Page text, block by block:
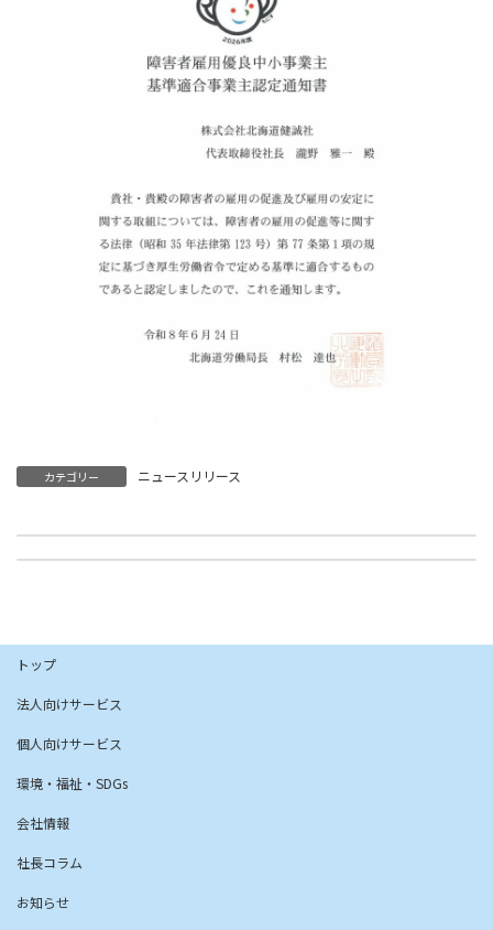
カテゴリー ニュースリリース
令和8年6月25日に日本政策金融公庫 金沢支店の中小企業事業が主催する「若手経営者の会」が、北海道健誠社に施設見学で訪問されました。
トップ
法人向けサービス
個人向けサービス
環境・福祉・SDGs
会社情報
社長コラム
お知らせ